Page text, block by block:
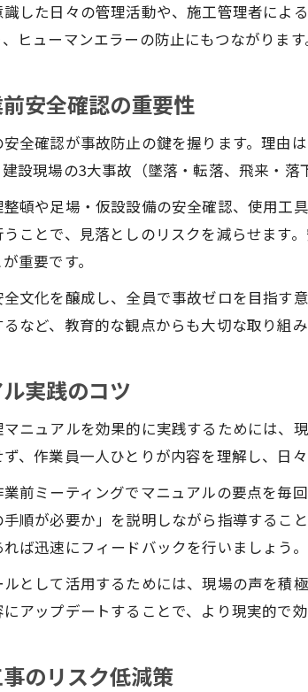
施工安全向上のため
鉄筋工事現場での危
建設現場の安全管理
コミュニケーションで高
鉄筋工事現場で重要
施工安全を支える現
鉄筋工事の事故防止
鉄筋工事現場力を高
した日々の管理活動や、施工管理者によ
ヒューマンエラーの防止にもつながります
安全確認の重要性
全確認が事故防止の鍵を握ります。理由
設現場の3大事故（墜落・転落、飛来・
頓や足場・仮設設備の安全確認、使用
ことで、見落としのリスクを減らせます
重要です。
文化を醸成し、全員で事故ゼロを目指す
など、教育的な観点からも大切な取り組み
実践のコツ
ニュアルを効果的に実践するためには、
、作業員一人ひとりが内容を理解し、日
前ミーティングでマニュアルの要点を毎
順が必要か」を説明しながら指導するこ
ば迅速にフィードバックを行いましょう。
として活用するためには、現場の声を
アップデートすることで、より現実的で
のリスク低減策